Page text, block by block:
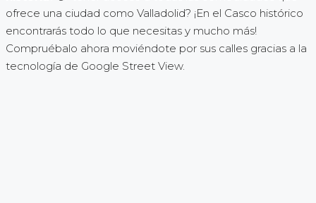
ofrece una ciudad como Valladolid? ¡En el Casco histórico
encontrarás todo lo que necesitas y mucho más!
Compruébalo ahora moviéndote por sus calles gracias a la
tecnología de Google Street View.